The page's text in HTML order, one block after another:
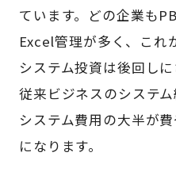
ています。どの企業も
Excel管理が多く、これ
システム投資は後回し
従来ビジネスのシステ
システム費用の大半が
になります。